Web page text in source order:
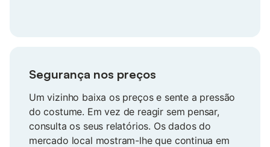
Segurança nos preços
Um vizinho baixa os preços e sente a pressão
do costume. Em vez de reagir sem pensar,
consulta os seus relatórios. Os dados do
mercado local mostram-lhe que continua em